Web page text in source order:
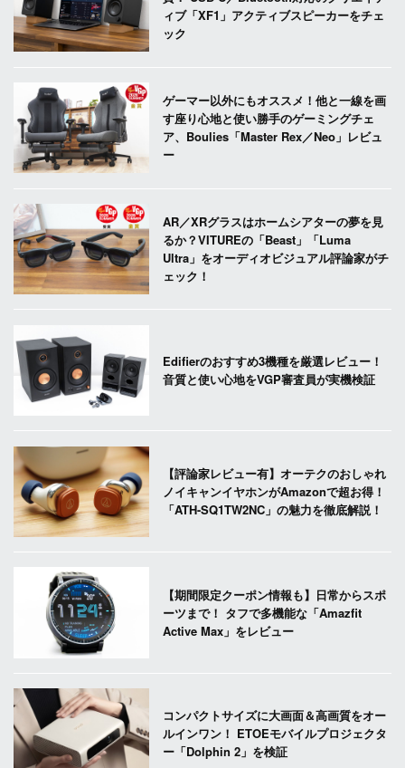
ィブ「XF1」アクティブスピーカーをチェ
ック
ゲーマー以外にもオススメ！他と一線を画
す座り心地と使い勝手のゲーミングチェ
ア、Boulies「Master Rex／Neo」レビュ
ー
AR／XRグラスはホームシアターの夢を見
るか？VITUREの「Beast」「Luma
Ultra」をオーディオビジュアル評論家がチ
ェック！
Edifierのおすすめ3機種を厳選レビュー！
音質と使い心地をVGP審査員が実機検証
【評論家レビュー有】オーテクのおしゃれ
ノイキャンイヤホンがAmazonで超お得！
「ATH-SQ1TW2NC」の魅力を徹底解説！
【期間限定クーポン情報も】日常からスポ
ーツまで！ タフで多機能な「Amazfit
Active Max」をレビュー
コンパクトサイズに大画面＆高画質をオー
ルインワン！ ETOEモバイルプロジェクタ
ー「Dolphin 2」を検証